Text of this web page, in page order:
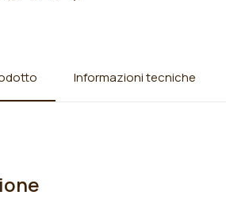
Informazioni tecniche